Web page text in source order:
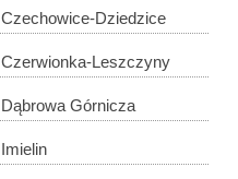
Czechowice-Dziedzice
Czerwionka-Leszczyny
Dąbrowa Górnicza
Imielin